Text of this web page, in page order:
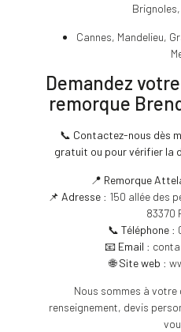
Cannes, Mandelieu,
Demandez
remorque
📞 Contactez-nous dès
gratuit ou pour vérifier la
📍 Remorque
📌 Adresse : 150 allée des
83370
📞 Téléphone:
📧 Email :
🌐Site web :
Nous sommes à
renseignement, devis